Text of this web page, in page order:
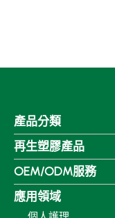
產品分類
再生塑膠產品
OEM/ODM服務
應用領域